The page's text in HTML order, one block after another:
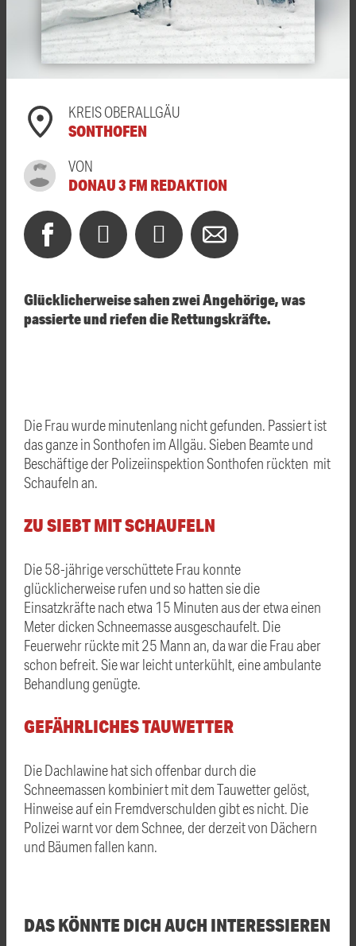
KREIS OBERALLGÄU
SONTHOFEN
VON
DONAU 3 FM REDAKTION
Glücklicherweise sahen zwei Angehörige, was
passierte und riefen die Rettungskräfte.
Die Frau wurde minutenlang nicht gefunden. Passiert ist
das ganze in Sonthofen im Allgäu. Sieben Beamte und
Beschäftige der Polizeiinspektion Sonthofen rückten mit
Schaufeln an.
ZU SIEBT MIT SCHAUFELN
Die 58-jährige verschüttete Frau konnte
glücklicherweise rufen und so hatten sie die
Einsatzkräfte nach etwa 15 Minuten aus der etwa einen
Meter dicken Schneemasse ausgeschaufelt. Die
Feuerwehr rückte mit 25 Mann an, da war die Frau aber
schon befreit. Sie war leicht unterkühlt, eine ambulante
Behandlung genügte.
GEFÄHRLICHES TAUWETTER
Die Dachlawine hat sich offenbar durch die
Schneemassen kombiniert mit dem Tauwetter gelöst,
Hinweise auf ein Fremdverschulden gibt es nicht. Die
Polizei warnt vor dem Schnee, der derzeit von Dächern
und Bäumen fallen kann.
DAS KÖNNTE DICH AUCH INTERESSIEREN